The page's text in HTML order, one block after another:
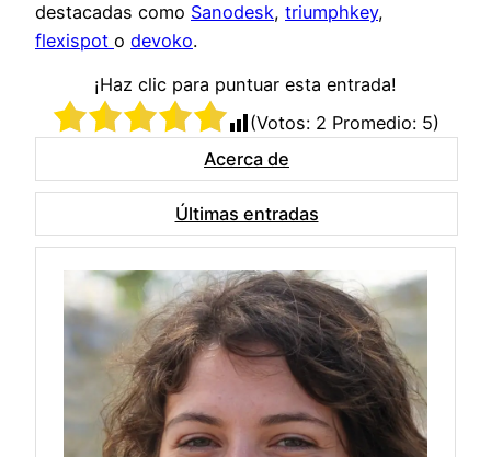
destacadas como Sanodesk, triumphkey,
flexispot o devoko.
¡Haz clic para puntuar esta entrada!
(Votos: 2 Promedio: 5)
Acerca de
Últimas entradas